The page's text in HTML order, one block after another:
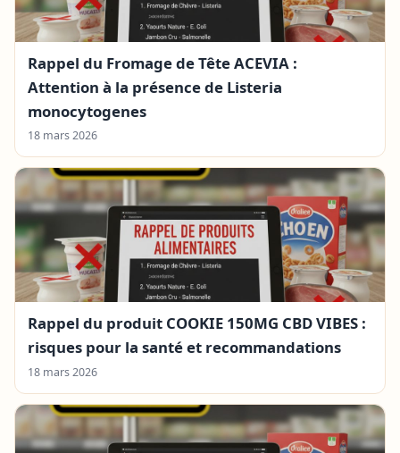
Rappel du Fromage de Tête ACEVIA :
Attention à la présence de Listeria
monocytogenes
18 mars 2026
Rappel du produit COOKIE 150MG CBD VIBES :
risques pour la santé et recommandations
18 mars 2026